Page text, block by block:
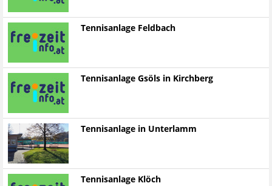
Tennisanlage Feldbach
Tennisanlage Gsöls in Kirchberg
Tennisanlage in Unterlamm
Tennisanlage Klöch